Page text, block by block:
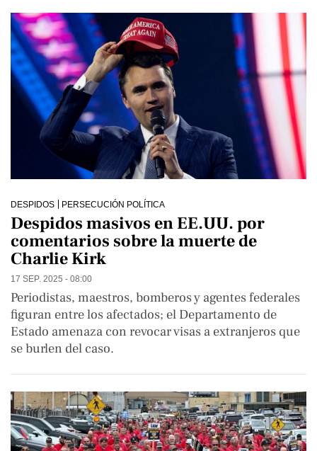
DESPIDOS PERSECUCIÓN POLÍTICA
Despidos masivos en EE.UU. por
comentarios sobre la muerte de
Charlie Kirk
17 SEP. 2025 - 08:00
Periodistas, maestros, bomberos y agentes federales
figuran entre los afectados; el Departamento de
Estado amenaza con revocar visas a extranjeros que
se burlen del caso.